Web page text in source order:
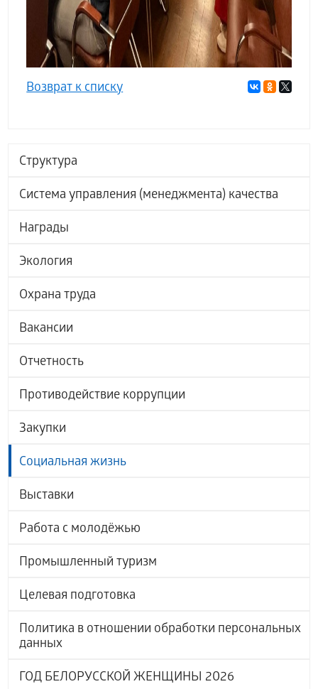
Структура
Система управления (менеджмента) качества
Награды
Экология
Охрана труда
Вакансии
Отчетность
Противодействие коррупции
Закупки
Социальная жизнь
Выставки
Работа с молодёжью
Промышленный туризм
Целевая подготовка
Политика в отношении обработки персональных
данных
ГОД БЕЛОРУССКОЙ ЖЕНЩИНЫ 2026
Возврат к списку